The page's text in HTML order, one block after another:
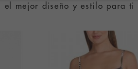
el mejor diseño y estilo para ti